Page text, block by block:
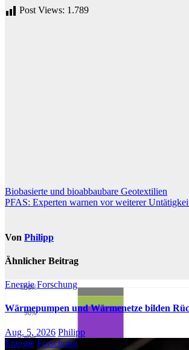
Post Views: 1.789
Beitragsnavigation
Biobasierte und bioabbaubare Geotextilien
PFAS: Experten warnen vor weiterer
Von Philipp
Ähnlicher Beitrag
Energie Forschung
Wärmepumpen und Wärmenetze bilden
Aug. 5, 2026 Philipp
Energie Forschung